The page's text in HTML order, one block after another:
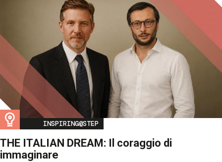
Image
INSPIRING@STEP
THE ITALIAN DREAM: Il coraggio di
immaginare